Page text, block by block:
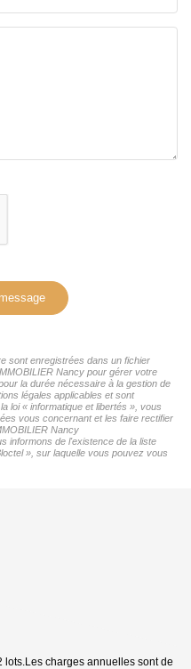
sont enregistrées dans un fichier
Nancy pour gérer votre
la durée nécessaire à la gestion de
légales applicables et sont
loi « informatique et libertés », vous
vous concernant et les faire rectifier
Nancy
informons de l'existence de la liste
», sur laquelle vous pouvez vous
charges annuelles sont de